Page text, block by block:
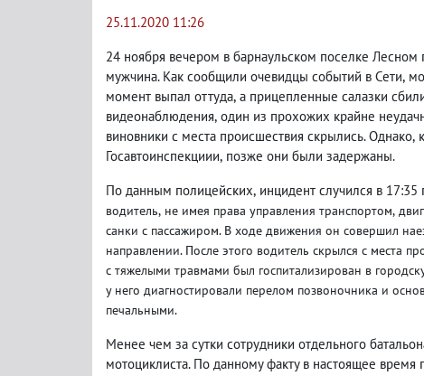
25.11.2020 11:26
24 ноября вечером в барнаульском поселке
мужчина. Как сообщили очевидцы событий в Сети,
момент выпал оттуда, а прицепленные салазки
видеонаблюдения, один из прохожих крайне
виновники с места происшествия скрылись. Однако,
Госавтоинспекциии, позже они были задержаны.
По данным полицейских, инцидент случился в 17:35
водитель, не имея права управления транспортом,
санки с пассажиром. В ходе движения он совершил
направлении. После этого водитель скрылся с места
с тяжелыми травмами был госпитализирован в
у него диагностировали перелом позвоночника и
печальными.
Менее чем за сутки сотрудники отдельного
мотоциклиста. По данному факту в настоящее время